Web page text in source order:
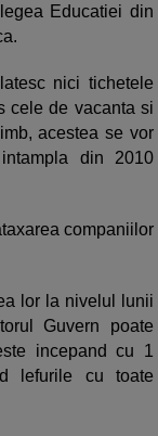
Educatiei din
nici tichetele
cele de vacanta si
acestea se vor
din 2010
companiilor
lor la nivelul lunii
Guvern poate
incepand cu 1
lefurile cu toate